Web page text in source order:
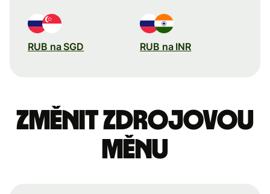
RUB na SGD RUB na INR
Změnit zdrojovou
měnu